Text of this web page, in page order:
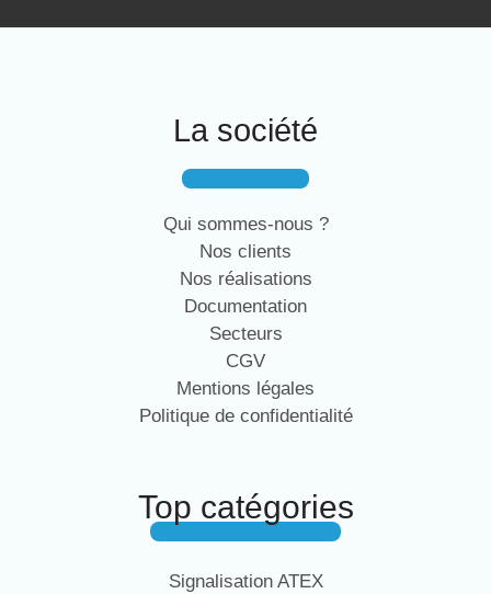
La société
Qui sommes-nous ?
Nos clients
Nos réalisations
Documentation
Secteurs
CGV
Mentions légales
Politique de confidentialité
Top catégories
Signalisation ATEX